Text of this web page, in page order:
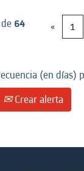
de 64 « 1
(en días)
Crear alerta